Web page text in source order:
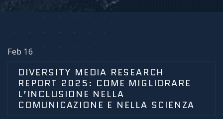
Feb 16
DIVERSITY MEDIA RESEARCH
REPORT 2025: COME MIGLIORARE
L’INCLUSIONE NELLA
COMUNICAZIONE E NELLA SCIENZA